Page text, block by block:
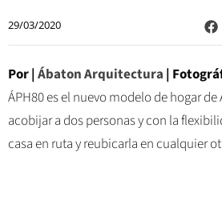
29/03/2020
Por | Ábaton Arquitectura |
ÁPH80 es el nuevo modelo de hogar de
acobijar a dos personas y con la
casa en ruta y reubicarla en cualquier